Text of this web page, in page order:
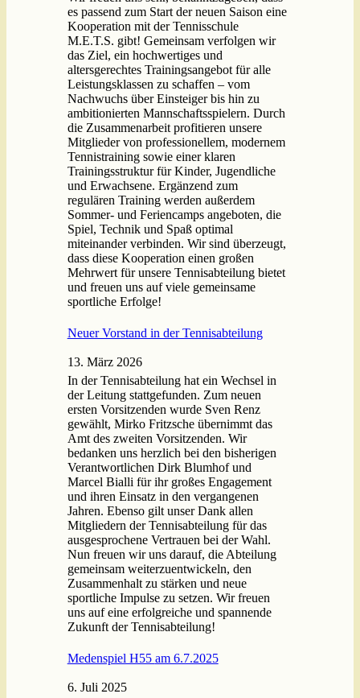
es passend zum Start der neuen Saison eine
Kooperation mit der Tennisschule
M.E.T.S. gibt! Gemeinsam verfolgen wir
das Ziel, ein hochwertiges und
altersgerechtes Trainingsangebot für alle
Leistungsklassen zu schaffen – vom
Nachwuchs über Einsteiger bis hin zu
ambitionierten Mannschaftsspielern. Durch
die Zusammenarbeit profitieren unsere
Mitglieder von professionellem, modernem
Tennistraining sowie einer klaren
Trainingsstruktur für Kinder, Jugendliche
und Erwachsene. Ergänzend zum
regulären Training werden außerdem
Sommer- und Feriencamps angeboten, die
Spiel, Technik und Spaß optimal
miteinander verbinden. Wir sind überzeugt,
dass diese Kooperation einen großen
Mehrwert für unsere Tennisabteilung bietet
und freuen uns auf viele gemeinsame
sportliche Erfolge!
Neuer Vorstand in der Tennisabteilung
13. März 2026
In der Tennisabteilung hat ein Wechsel in
der Leitung stattgefunden. Zum neuen
ersten Vorsitzenden wurde Sven Renz
gewählt, Mirko Fritzsche übernimmt das
Amt des zweiten Vorsitzenden. Wir
bedanken uns herzlich bei den bisherigen
Verantwortlichen Dirk Blumhof und
Marcel Bialli für ihr großes Engagement
und ihren Einsatz in den vergangenen
Jahren. Ebenso gilt unser Dank allen
Mitgliedern der Tennisabteilung für das
ausgesprochene Vertrauen bei der Wahl.
Nun freuen wir uns darauf, die Abteilung
gemeinsam weiterzuentwickeln, den
Zusammenhalt zu stärken und neue
sportliche Impulse zu setzen. Wir freuen
uns auf eine erfolgreiche und spannende
Zukunft der Tennisabteilung!
Medenspiel H55 am 6.7.2025
6. Juli 2025